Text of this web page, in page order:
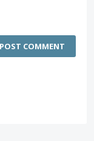
POST COMMENT